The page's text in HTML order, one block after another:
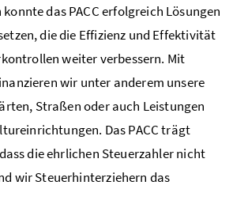
das PACC erfolgreich Lösungen
die die Effizienz und Effektivität
weiter verbessern. Mit
wir unter anderem unsere
Straßen oder auch Leistungen
Das PACC trägt
die ehrlichen Steuerzahler nicht
wir Steuerhinterziehern das